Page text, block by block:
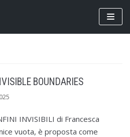
BOUNDARIES
INVISIBILI di Francesca
vuota, è proposta come